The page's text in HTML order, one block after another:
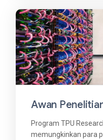
Awan
Program TPU
memungkinkan para